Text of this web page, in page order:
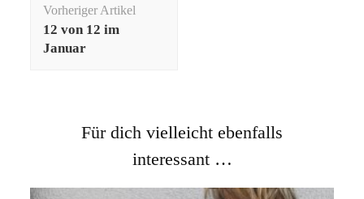
Vorheriger Artikel
12 von 12 im
Januar
Für dich vielleicht ebenfalls
interessant …